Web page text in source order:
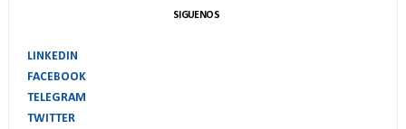
SIGUENOS
LINKEDIN
FACEBOOK
TELEGRAM
TWITTER